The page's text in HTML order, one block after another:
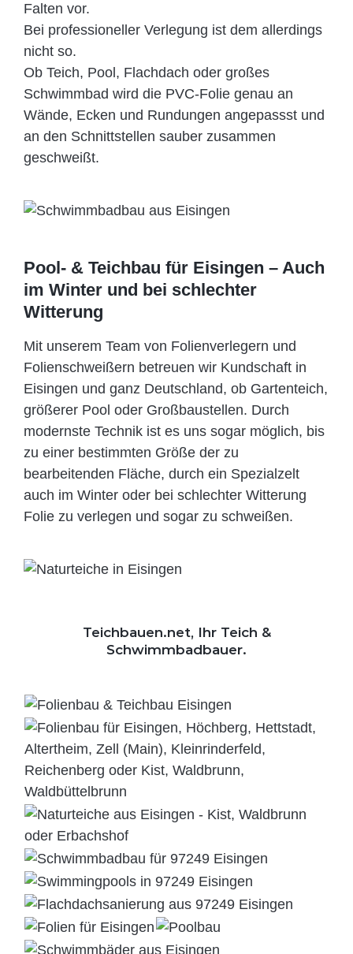
Falten vor.
Bei professioneller Verlegung ist dem allerdings
nicht so.
Ob Teich, Pool, Flachdach oder großes
Schwimmbad wird die PVC-Folie genau an
Wände, Ecken und Rundungen angepassst und
an den Schnittstellen sauber zusammen
geschweißt.
Pool- & Teichbau für Eisingen – Auch
im Winter und bei schlechter
Witterung
Mit unserem Team von Folienverlegern und
Folien­schweißern betreuen wir Kundschaft in
Eisingen und ganz Deutschland, ob Gartenteich,
größerer Pool oder Großbaustellen. Durch
modernste Technik ist es uns sogar möglich, bis
zu einer bestimmten Größe der zu
bearbeitenden Fläche, durch ein Spezi­alzelt
auch im Winter oder bei schlechter Witterung
Folie zu verlegen und sogar zu schweißen.
Teichbauen.net, Ihr Teich &
Schwimmbadbauer.